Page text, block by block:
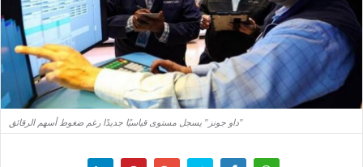
"داو جونز" يسجل مستوى قياسيًا جديدًا رغم ضغوط أسهم الرقائق